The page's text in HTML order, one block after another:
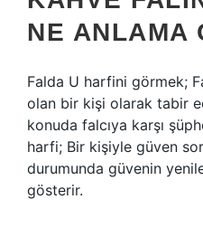
NE ANLAMA
Falda U harfini görmek;
olan bir kişi olarak tabir
konuda falcıya karşı
harfi; Bir kişiyle güven
durumunda güvenin
gösterir.